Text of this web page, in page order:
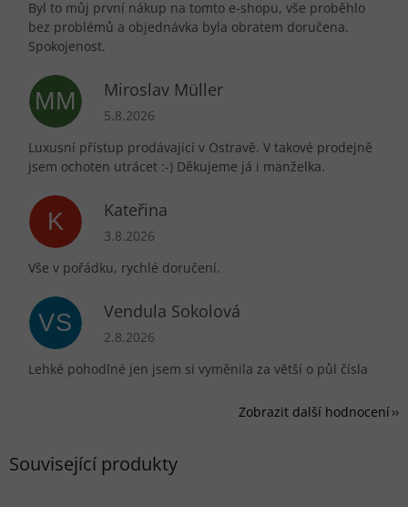
Související produkty
Byl to můj první nákup na tomto e-shopu, vše proběhlo
bez problémů a objednávka byla obratem doručena.
Spokojenost.
MM Miroslav Müller
Hodnocení obchodu je 5 z 5 hvězdiček.
5.8.2026
Luxusní přístup prodávající v Ostravě. V takové prodejně
jsem ochoten utrácet :-) Děkujeme já i manželka.
K Kateřina
Hodnocení obchodu je 5 z 5 hvězdiček.
3.8.2026
Vše v pořádku, rychlé doručení.
VS Vendula Sokolová
Hodnocení obchodu je 5 z 5 hvězdiček.
2.8.2026
Lehké pohodlné jen jsem si vyměnila za větší o půl čísla
Zobrazit další hodnocení